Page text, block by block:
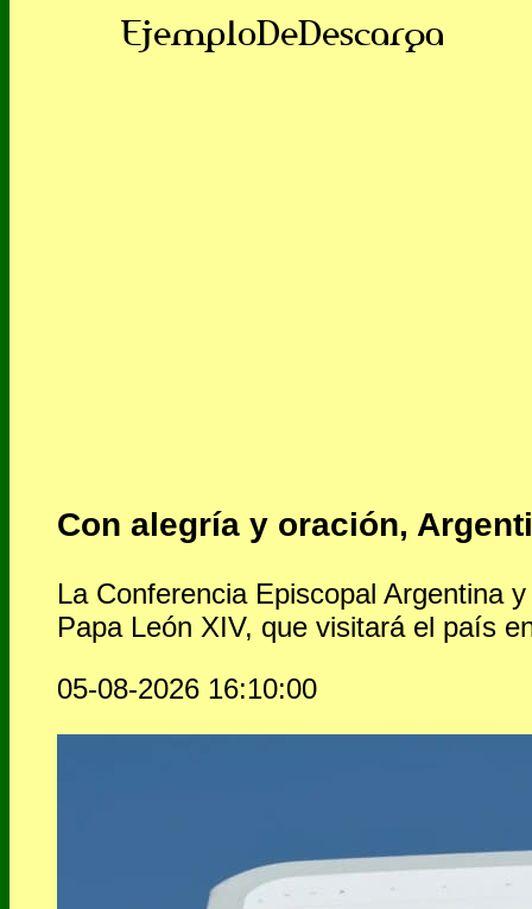
EjemploDeDescarga
Con alegría y oración,
La Conferencia Episcopal Argentina
Papa León XIV, que visitará el país
05-08-2026 16:10:00